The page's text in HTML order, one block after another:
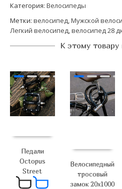
Категория: Велосипеды
Метки: велосипед,Мужской
Легкий велосипед,велосипед 28
К этому товару
Педали
Octopus
Street
Велосипедный
тросовый
замок 20х1000